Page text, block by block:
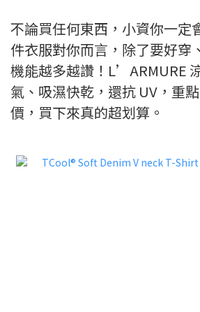
不論買任何東西，小資你一定
件衣服對你而言，除了要好穿
機能越多越讚！L’ARMURE
氣、吸濕快乾，還抗 UV，重
價，買下來真的超划算。